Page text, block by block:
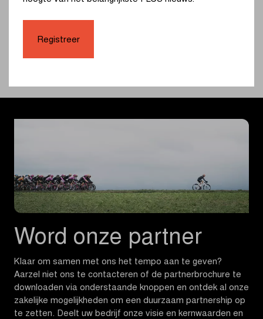
Word onze partner
Klaar om samen met ons het tempo aan te geven?
Aarzel niet ons te contacteren of de partnerbrochure te
downloaden via onderstaande knoppen en ontdek al onze
zakelijke mogelijkheden om een duurzaam partnership op
te zetten. Deelt uw bedrijf onze visie en kernwaarden en
Registreer